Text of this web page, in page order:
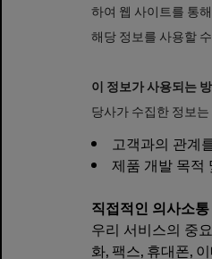
하여 웹 사이트를 통
해당 정보를 사용할
이 정보가 사용되는
당사가 수집한 정보
고객과의 관계
제품 개발 목적
직접적인 의사소통
우리 서비스의 중
화, 팩스, 휴대폰,